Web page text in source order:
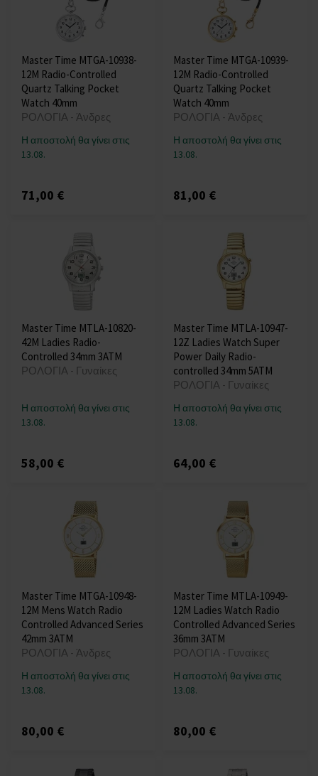
Master Time MTGA-10938-
12M Radio-Controlled
Quartz Talking Pocket
Watch 40mm
ΡΟΛΟΓΙΑ - Άνδρες
Η αποστολή θα γίνει στις
13.08.
71,00 €
Master Time MTGA-10939-
12M Radio-Controlled
Quartz Talking Pocket
Watch 40mm
ΡΟΛΟΓΙΑ - Άνδρες
Η αποστολή θα γίνει στις
13.08.
81,00 €
Master Time MTLA-10820-
42M Ladies Radio-
Controlled 34mm 3ATM
ΡΟΛΟΓΙΑ - Γυναίκες
Η αποστολή θα γίνει στις
13.08.
58,00 €
Master Time MTLA-10947-
12Z Ladies Watch Super
Power Daily Radio-
controlled 34mm 5ATM
ΡΟΛΟΓΙΑ - Γυναίκες
Η αποστολή θα γίνει στις
13.08.
64,00 €
Master Time MTGA-10948-
12M Mens Watch Radio
Controlled Advanced Series
42mm 3ATM
ΡΟΛΟΓΙΑ - Άνδρες
Η αποστολή θα γίνει στις
13.08.
80,00 €
Master Time MTLA-10949-
12M Ladies Watch Radio
Controlled Advanced Series
36mm 3ATM
ΡΟΛΟΓΙΑ - Γυναίκες
Η αποστολή θα γίνει στις
13.08.
80,00 €